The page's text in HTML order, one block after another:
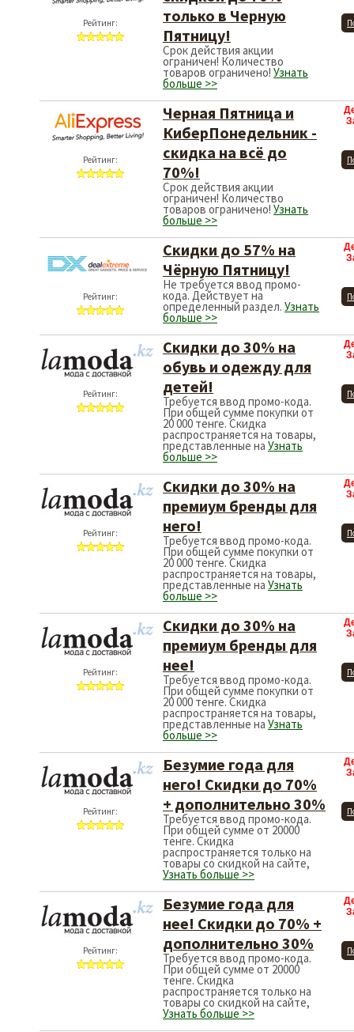
Рейтинг:
только в Черную
Пятницу!
Срок действия акции
ограничен! Количество
товаров ограничено! Узнать
больше >>
Рейтинг:
Черная Пятница и
КиберПонедельник -
скидка на всё до
70%!
Срок действия акции
ограничен! Количество
товаров ограничено! Узнать
больше >>
Рейтинг:
Скидки до 57% на
Чёрную Пятницу!
Не требуется ввод промо-
кода. Действует на
определенный раздел. Узнать
больше >>
Рейтинг:
Скидки до 30% на
обувь и одежду для
детей!
Требуется ввод промо-кода.
При общей сумме покупки от
20 000 тенге. Скидка
распространяется на товары,
представленные на Узнать
больше >>
Рейтинг:
Скидки до 30% на
премиум бренды для
него!
Требуется ввод промо-кода.
При общей сумме покупки от
20 000 тенге. Скидка
распространяется на товары,
представленные на Узнать
больше >>
Рейтинг:
Скидки до 30% на
премиум бренды для
нее!
Требуется ввод промо-кода.
При общей сумме покупки от
20 000 тенге. Скидка
распространяется на товары,
представленные на Узнать
больше >>
Рейтинг:
Безумие года для
него! Cкидки до 70%
+ дополнительно 30%
Требуется ввод промо-кода.
При общей сумме от 20000
тенге. Скидка
распространяется только на
товары со скидкой на сайте,
Узнать больше >>
Рейтинг:
Безумие года для
нее! Cкидки до 70% +
дополнительно 30%
Требуется ввод промо-кода.
При общей сумме от 20000
тенге. Скидка
распространяется только на
товары со скидкой на сайте,
Узнать больше >>